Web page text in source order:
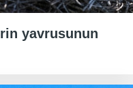
yavrusunun